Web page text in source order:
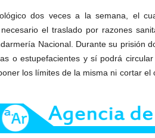
dos veces a la semana, el
el traslado por razones
Nacional. Durante su prisión
o estupefacientes y sí podrá
los límites de la misma ni cortar el